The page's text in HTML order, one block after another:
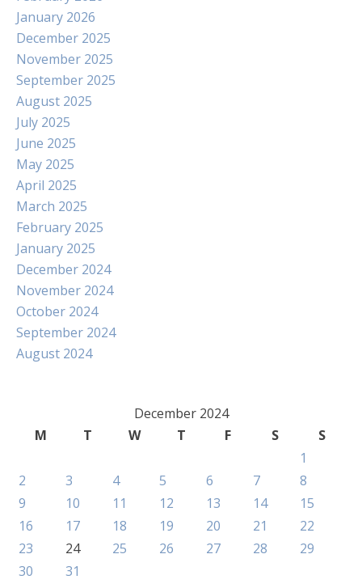
January 2026
December 2025
November 2025
September 2025
August 2025
July 2025
June 2025
May 2025
April 2025
March 2025
February 2025
January 2025
December 2024
November 2024
October 2024
September 2024
August 2024
December 2024
M
T W T F S
S
1
2
3 4 5 6 7
8
9
10 11 12 13 14
15
16
17 18 19 20 21
22
23
24 25 26 27 28
29
30
31